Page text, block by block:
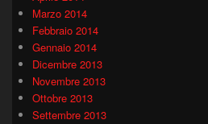
Marzo 2014
Febbraio 2014
Gennaio 2014
Dicembre 2013
Novembre 2013
Ottobre 2013
Settembre 2013